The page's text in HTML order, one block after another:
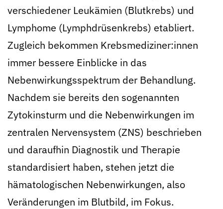
verschiedener Leukämien (Blutkrebs) und
Lymphome (Lymphdrüsenkrebs) etabliert.
Zugleich bekommen Krebsmediziner:innen
immer bessere Einblicke in das
Nebenwirkungsspektrum der Behandlung.
Nachdem sie bereits den sogenannten
Zytokinsturm und die Nebenwirkungen im
zentralen Nervensystem (ZNS) beschrieben
und daraufhin Diagnostik und Therapie
standardisiert haben, stehen jetzt die
hämatologischen Nebenwirkungen, also
Veränderungen im Blutbild, im Fokus.